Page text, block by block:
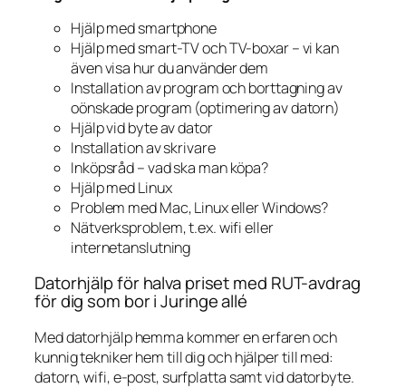
Hjälp med smartphone
Hjälp med smart-TV och TV-boxar – vi kan
även visa hur du använder dem
Installation av program och borttagning av
oönskade program (optimering av datorn)
Hjälp vid byte av dator
Installation av skrivare
Inköpsråd – vad ska man köpa?
Hjälp med Linux
Problem med Mac, Linux eller Windows?
Nätverksproblem, t.ex. wifi eller
internetanslutning
Datorhjälp för halva priset med RUT-avdrag
för dig som bor i Juringe allé
Med datorhjälp hemma kommer en erfaren och
kunnig tekniker hem till dig och hjälper till med:
datorn, wifi, e-post, surfplatta samt vid datorbyte.